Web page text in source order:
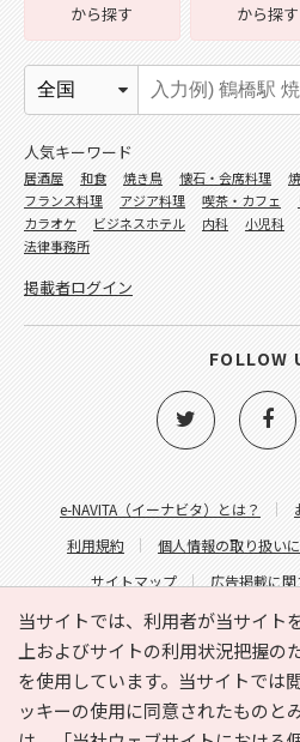
当サイトでは、利用者が当サイト
上およびサイトの利用状況把握の
を使用しています。当サイトでは
ッキーの使用に同意されたものと
e-NAVITA（イーナビタ）とは？
利用規約
個人情報の取り扱い
サイトマップ
広告掲載に
サイトの内容に関す
から探す
から探す
人気キーワード
居酒屋 和食 焼き鳥 懐石・会席料理
フランス料理
アジア料理 喫茶・カフェ
カラオケ
ビジネスホテル 内科 小児科
法律事務所
掲載者ログイン
FOLLOW